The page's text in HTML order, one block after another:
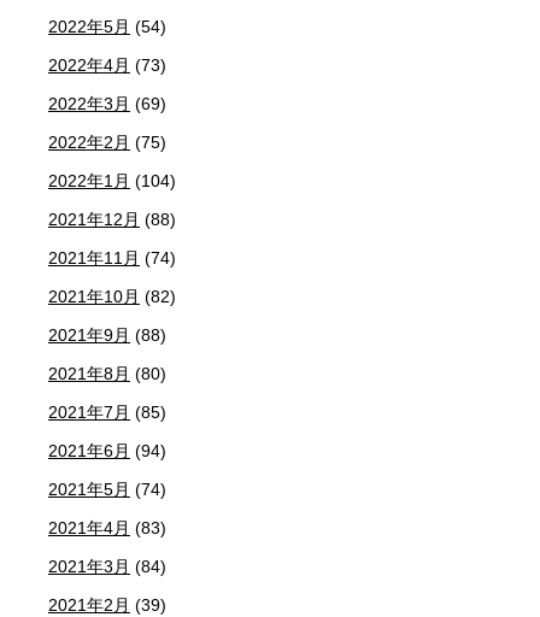
2022年5月 (54)
2022年4月 (73)
2022年3月 (69)
2022年2月 (75)
2022年1月 (104)
2021年12月 (88)
2021年11月 (74)
2021年10月 (82)
2021年9月 (88)
2021年8月 (80)
2021年7月 (85)
2021年6月 (94)
2021年5月 (74)
2021年4月 (83)
2021年3月 (84)
2021年2月 (39)